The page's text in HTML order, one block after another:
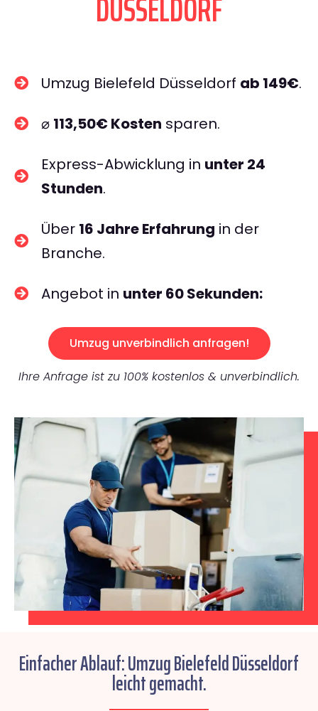
Umzug Bielefeld Düsseldorf ab 149€.
⌀ 113,50€ Kosten sparen.
Express-Abwicklung in unter 24
Stunden.
Über 16 Jahre Erfahrung in der
Branche.
Angebot in unter 60 Sekunden:
Umzug unverbindlich anfragen!
Ihre Anfrage ist zu 100% kostenlos & unverbindlich.
Einfacher Ablauf: Umzug Bielefeld Düsseldorf
leicht gemacht.